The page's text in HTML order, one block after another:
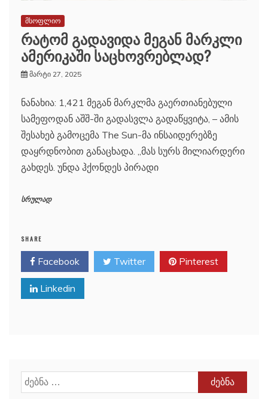
მსოფლიო
რატომ გადავიდა მეგან მარკლი
ამერიკაში საცხოვრებლად?
მარტი 27, 2025
ნანახია: 1,421 მეგან მარკლმა გაერთიანებული
სამეფოდან აშშ-ში გადასვლა გადაწყვიტა, – ამის
შესახებ გამოცემა The Sun-მა ინსაიდერებზე
დაყრდნობით განაცხადა. „მას სურს მილიარდერი
გახდეს. უნდა ჰქონდეს პირადი
სრულად
SHARE
Facebook Twitter Pinterest
Linkedin
ძებნა: